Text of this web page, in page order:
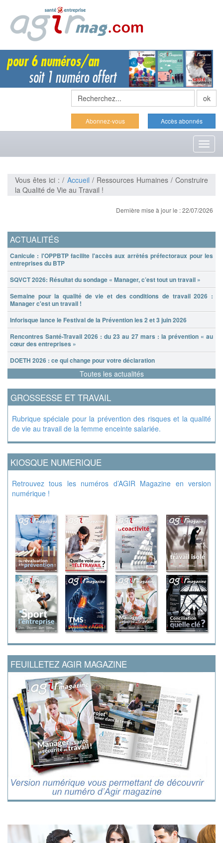
Abonnez-vous Accès abonnés
Vous êtes ici : / Accueil / Ressources Humaines / Construire
la Qualité de Vie au Travail !
Dernière mise à jour le : 22/07/2026
ACTUALITÉS
Canicule : l'OPPBTP facilite l'accès aux arrêtés préfectoraux pour les
entreprises du BTP
SQVCT 2026: Résultat du sondage « Manager, c’est tout un travail »
Semaine pour la qualité de vie et des conditions de travail 2026 :
Manager c'est un travail !
Inforisque lance le Festival de la Prévention les 2 et 3 juin 2026
Rencontres Santé-Travail 2026 : du 23 au 27 mars : la prévention « au
cœur des entreprises »
DOETH 2026 : ce qui change pour votre déclaration
Toutes les actualités
GROSSESSE ET TRAVAIL
Rubrique spéciale pour la prévention des risques et la qualité
de vie au travail de la femme enceinte salariée.
KIOSQUE NUMERIQUE
Retrouvez tous les numéros d’AGIR Magazine en version
numérique !
FEUILLETEZ AGIR MAGAZINE